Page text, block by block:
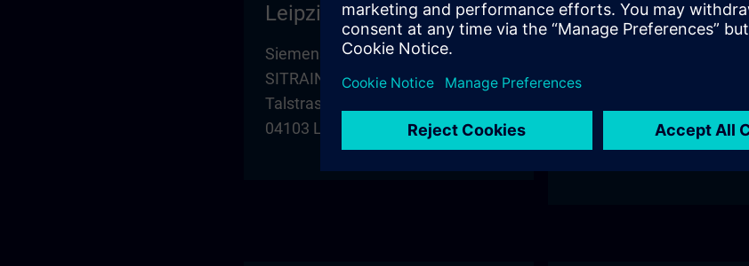
Leipzig
Siemens AG
SITRAIN Trainingscenter
Talstrasse 1
04103 Leipzig
Magdeburg – SBH
Niederlassung Magdeburg
39104 Magdeburg